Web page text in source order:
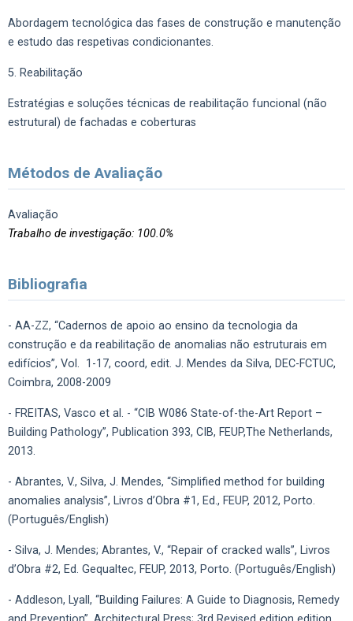
Abordagem tecnológica das fases de construção e manutenção
e estudo das respetivas condicionantes.
5. Reabilitação
Estratégias e soluções técnicas de reabilitação funcional (não
estrutural) de fachadas e coberturas
Métodos de Avaliação
Avaliação
Trabalho de investigação: 100.0%
Bibliografia
- AA-ZZ, “Cadernos de apoio ao ensino da tecnologia da
construção e da reabilitação de anomalias não estruturais em
edifícios”, Vol. 1-17, coord, edit. J. Mendes da Silva, DEC-FCTUC,
Coimbra, 2008-2009
- FREITAS, Vasco et al. - “CIB W086 State-of-the-Art Report –
Building Pathology”, Publication 393, CIB, FEUP,The Netherlands,
2013.
- Abrantes, V., Silva, J. Mendes, “Simplified method for building
anomalies analysis”, Livros d’Obra #1, Ed., FEUP, 2012, Porto.
(Português/English)
- Silva, J. Mendes; Abrantes, V., “Repair of cracked walls”, Livros
d’Obra #2, Ed. Gequaltec, FEUP, 2013, Porto. (Português/English)
- Addleson, Lyall, “Building Failures: A Guide to Diagnosis, Remedy